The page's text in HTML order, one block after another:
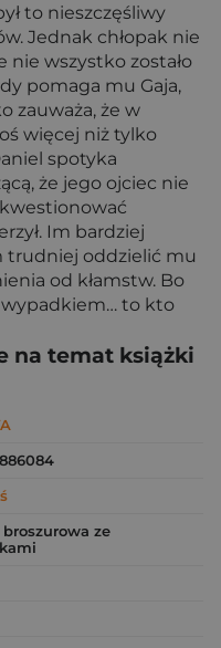
to nieszczęśliwy
Jednak chłopak nie
nie wszystko zostało
pomaga mu Gaja,
zauważa, że w
więcej niż tylko
spotyka
że jego ojciec nie
Im bardziej
trudniej oddzielić mu
od kłamstw. Bo
wypadkiem… to kto
na temat książki
broszurowa ze